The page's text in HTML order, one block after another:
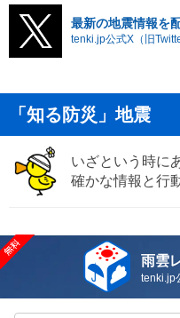
最新の地震情報を
tenki.jp公式X（旧
「知る防災」地震
いざという時に
確かな情報と行
雨雲
tenki.jp